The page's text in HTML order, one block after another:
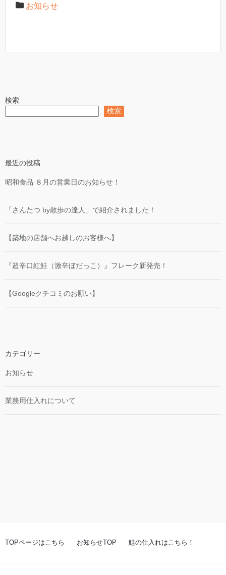
お知らせ
検索
検索
最近の投稿
昭和食品 ８月の営業日のお知らせ！
「さんたつ by散歩の達人」で紹介されました！
【築地の店舗へお越しのお客様へ】
『超辛口紅鮭（激辛ぼだっこ）』フレーク新発売！
【Googleクチコミのお願い】
カテゴリー
お知らせ
業務用仕入れについて
TOPページはこちら お知らせTOP 鮭の仕入れはこちら！